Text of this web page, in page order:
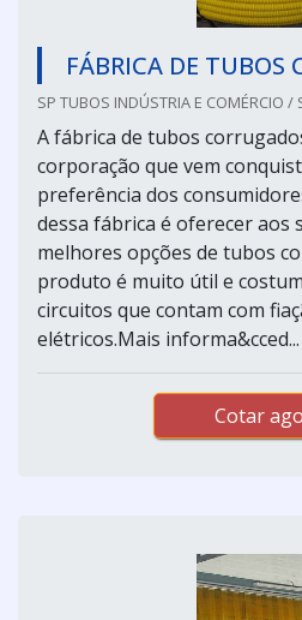
FÁBRICA DE TUBOS
SP TUBOS INDÚSTRIA E COMÉRCIO /
A fábrica de tubos
corporação que vem
preferência dos
dessa fábrica é oferecer aos
melhores opções de tubos
produto é muito útil e
circuitos que contam com
elétricos.Mais informa&cced...
Cotar